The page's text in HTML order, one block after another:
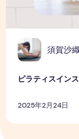
須賀沙
ピラティスイン
2025年2月24日